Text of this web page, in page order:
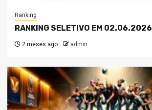
Ranking
RANKING SELETIVO EM 02.06.2026
2 meses ago admin